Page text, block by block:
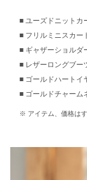
ユーズドニットカ
フリルミニスカー
ギャザーショルダ
レザーロングブー
ゴールドハートイ
ゴールドチャーム
アイテム、価格は